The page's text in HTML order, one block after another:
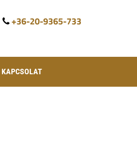
+36-20-9365-733
KAPCSOLAT